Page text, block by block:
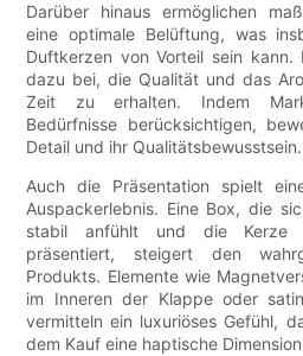
Darüber hinaus ermöglichen
eine optimale Belüftung, was
Duftkerzen von Vorteil sein
dazu bei, die Qualität und das
Zeit zu erhalten. Indem
Bedürfnisse berücksichtigen,
Detail und ihr Qualitätsbewusstsein.
Auch die Präsentation spielt
Auspackerlebnis. Eine Box, die
stabil anfühlt und die Kerze
präsentiert, steigert den
Produkts. Elemente wie
im Inneren der Klappe oder
vermitteln ein luxuriöses Gefühl,
dem Kauf eine haptische